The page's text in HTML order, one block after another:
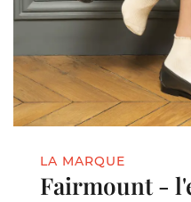
LA MARQUE
Fairmount -